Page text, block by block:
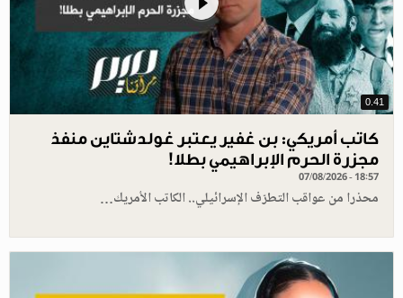
0.41
كاتب أمريكي: بن غفير يعتبر غولدشتاين منفذ
مجزرة الحرم الإبراهيمي بطلا!
07/08/2026 - 18:57
محذرا من عواقب التطرّف الإسرائيلي.. الكاتب الأمريك…